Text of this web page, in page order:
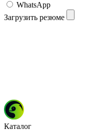
WhatsApp
Загрузить резюме
Каталог